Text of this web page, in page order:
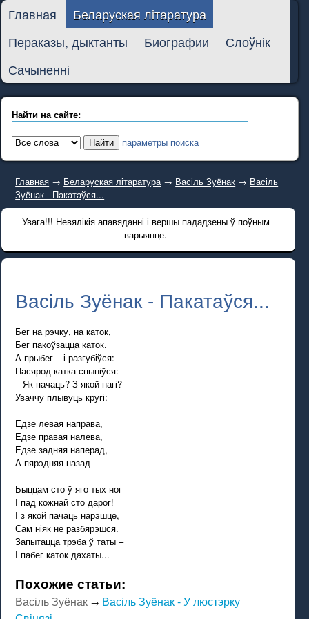
Главная
Беларуская літаратура
Пераказы, дыктанты
Биографии
Слоўнік
Сачыненні
Найти на сайте:
параметры поиска
Главная → Беларуская літаратура→ Васіль Зуёнак → Васіль
Зуёнак - Пакатаўся...
Увага!!! Невялікія апавяданні і вершы пададзены ў поўным
варыянце.
Васіль Зуёнак - Пакатаўся...
Бег на рэчку, на каток,
Бег пакоўзацца каток.
А прыбег – і разгубіўся:
Пасярод катка спыніўся:
– Як пачаць? З якой нагі?
Уваччу плывуць кругі:
Едзе левая направа,
Едзе правая налева,
Едзе задняя наперад,
А пярэдняя назад –
Быццам сто ў яго тых ног
І пад кожнай сто дарог!
І з якой пачаць нарэшце,
Сам ніяк не разбярэшся.
Запытацца трэба ў таты –
І пабег каток дахаты...
Похожие статьи:
Васіль Зуёнак → Васіль Зуёнак - У люстэрку